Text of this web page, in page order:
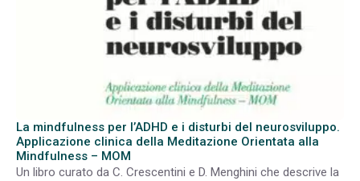
La mindfulness per l’ADHD e i disturbi del neurosviluppo.
Applicazione clinica della Meditazione Orientata alla
Mindfulness – MOM
Un libro curato da C. Crescentini e D. Menghini che descrive la